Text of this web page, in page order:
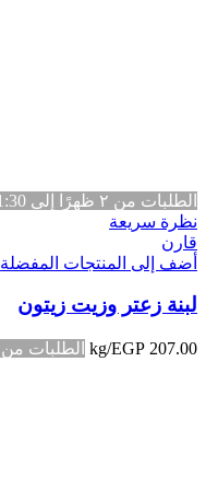
الطلبات من ٢ ظهرًا إلى 1:30 صباحًا
نظرة سريعة
قارن
أضف إلى المنتجات المفضلة
لبنة زعتر وزيت زيتون
EGP 207.00
/kg الطلبات من ٢ ظهرًا إلى 1:30 صباحًا